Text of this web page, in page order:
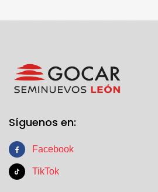
Síguenos en:
Facebook
TikTok